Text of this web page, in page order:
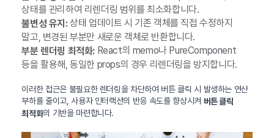
상태를 관리하여 리렌더링 범위를 최소화합니다.
불변성 유지:상태 업데이트 시 기존 객체를 직접 수정하지
말고, 변경된 부분만 새로운 객체로 반환합니다.
부분 렌더링 최적화:React의 memo나 PureComponent
등을 활용해, 동일한 props의 경우 리렌더링을 방지합니다.
이러한 접근은 불필요한 렌더링을 차단하여 버튼 클릭 시 발생하는 연산
부하를 줄이고, 사용자 인터랙션의 반응 속도를 향상시켜 버튼 클릭
최적화의 기반을 마련합니다.